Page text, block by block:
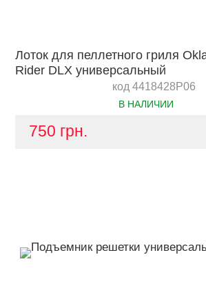
Лоток для пеллетного гриля
Rider DLX универсальный
код 4418428P06
В НАЛИЧИИ
750 грн.